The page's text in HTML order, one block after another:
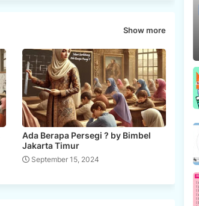
Show more
Ada Berapa Persegi ? by Bimbel
Jakarta Timur
September 15, 2024